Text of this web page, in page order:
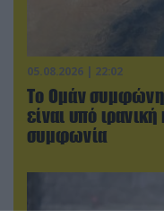
05.08.2026 | 22:02
Το Ομάν
είναι υπό
συμφωνία